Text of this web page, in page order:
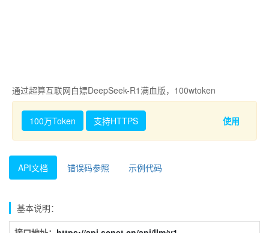
通过超算互联网白嫖DeepSeek-R1满血版，100wtoken
100万Token 支持HTTPS 使用
API文档 错误码参照 示例代码
基本说明：